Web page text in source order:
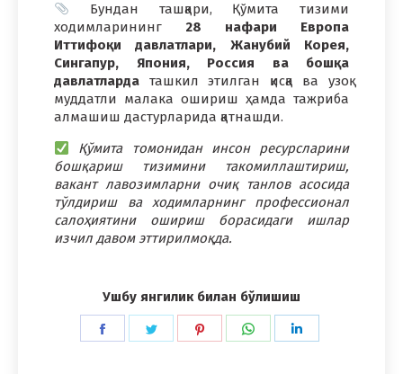
Бундан ташқари, Қўмита тизими
ходимларининг 28 нафари
Европа
Иттифоқи давлатлари, Жанубий Корея,
Сингапур, Япония, Россия ва бошқа
давлатларда ташкил этилган қисқа ва узоқ
муддатли малака ошириш ҳамда тажриба
алмашиш дастурларида қатнашди.
Қўмита томонидан инсон ресурсларини
бошқариш тизимини такомиллаштириш,
вакант лавозимларни очиқ танлов асосида
тўлдириш ва ходимларнинг профессионал
салоҳиятини ошириш борасидаги ишлар
изчил давом эттирилмоқда.
Ушбу янгилик билан бўлишиш
Share
Share
Share
Share